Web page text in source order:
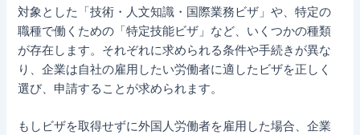
対象とした「技術・人文知識・国際業務ビザ」や、特定の
職種で働くための「特定技能ビザ」など、いくつかの種類
が存在します。それぞれに求められる条件や手続きが異な
り、企業は自社の雇用したい労働者に適したビザを正しく
選び、申請することが求められます。
もしビザを取得せずに外国人労働者を雇用した場合、企業